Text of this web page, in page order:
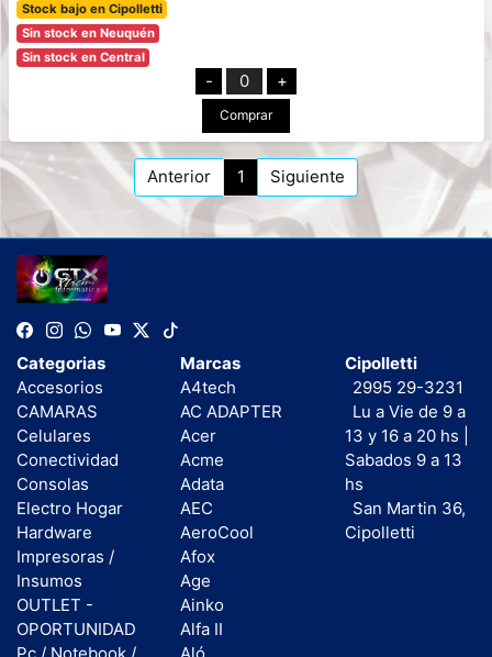
Stock bajo en Cipolletti
Sin stock en Neuquén
Sin stock en Central
- 0 +
Comprar
Anterior 1 Siguiente
Categorias
Accesorios
CAMARAS
Celulares
Conectividad
Consolas
Electro Hogar
Hardware
Impresoras /
Insumos
OUTLET -
OPORTUNIDAD
Marcas
A4tech
AC ADAPTER
Acer
Acme
Adata
AEC
AeroCool
Afox
Age
Ainko
Alfa II
Cipolletti
2995 29-3231
Lu a Vie de 9 a
13 y 16 a 20 hs |
Sabados 9 a 13
hs
San Martin 36,
Cipolletti